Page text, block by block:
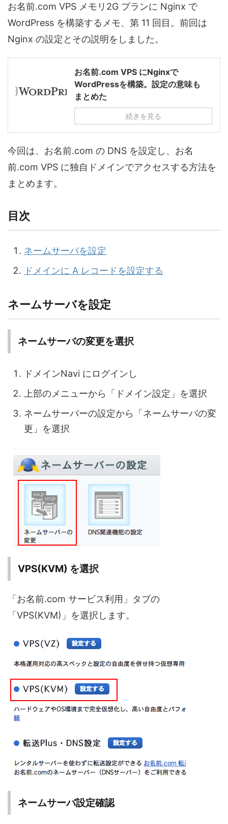
お名前.com VPS メモリ2G プランに Nginx で
WordPress を構築するメモ、第 11 回目。前回は
Nginx の設定とその説明をしました。
お名前.com VPS にNginxで
WordPressを構築。設定の意味も
まとめた
続きを見る
今回は、お名前.com の DNS を設定し、お名
前.com VPS に独自ドメインでアクセスする方法を
まとめます。
目次
ネームサーバを設定
ドメインに A レコードを設定する
ネームサーバを設定
ネームサーバの変更を選択
ドメインNavi にログインし
上部のメニューから「ドメイン設定」を選択
ネームサーバーの設定から「ネームサーバの変
更」を選択
VPS(KVM) を選択
「お名前.com サービス利用」タブの
「VPS(KVM)」を選択します。
ネームサーバ設定確認